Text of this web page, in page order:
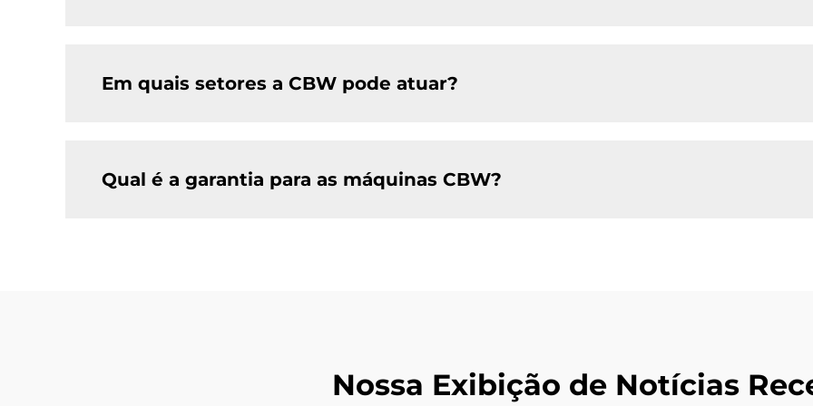
Em quais setores a CBW pode atuar?
Qual é a garantia para as máquinas CBW?
Nossa Exibição de Notícias